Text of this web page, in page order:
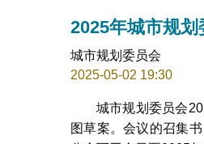
2025年城市规
城市规划委员会
2025-05-02 19:30
城市规划委员会
图草案。会议的召集